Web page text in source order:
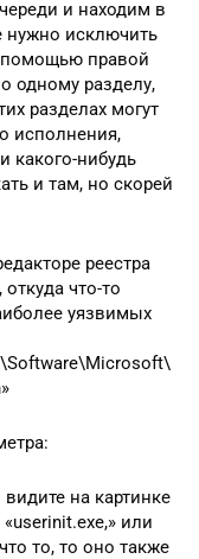
и находим в
нужно исключить
помощью правой
одному разделу,
разделах могут
исполнения,
какого-нибудь
и там, но скорей
реестра
что-то
уязвимых
на картинке
или
то, то оно также